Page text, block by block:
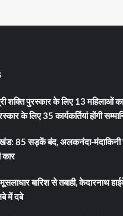
शक्ति पुरस्कार के लिए 13 महिलाओं
के लिए 35 कार्यकर्तियां होंगी
85 सड़कें बंद, अलकनंदा-
बारिश से तबाही, केदारनाथ
में दबे